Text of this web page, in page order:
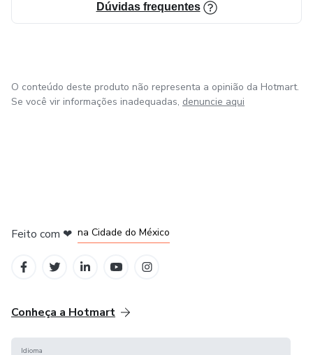
Dúvidas frequentes
O conteúdo deste produto não representa a opinião da Hotmart.
Se você vir informações inadequadas, denuncie aqui
Feito com ❤ na Cidade do México
Conheça a Hotmart
Idioma